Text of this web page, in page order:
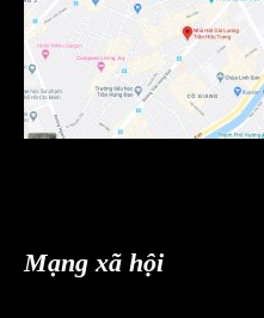
Mạng xã hội